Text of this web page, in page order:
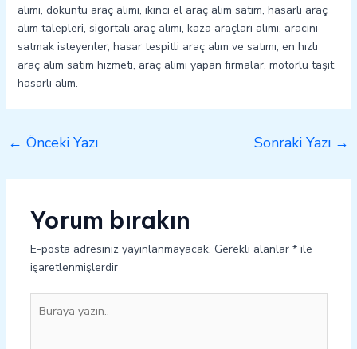
alımı, döküntü araç alımı, ikinci el araç alım satım, hasarlı araç
alım talepleri, sigortalı araç alımı, kaza araçları alımı, aracını
satmak isteyenler, hasar tespitli araç alım ve satımı, en hızlı
araç alım satım hizmeti, araç alımı yapan firmalar, motorlu taşıt
hasarlı alım.
← Önceki Yazı Sonraki Yazı →
Yorum bırakın
E-posta adresiniz yayınlanmayacak. Gerekli alanlar *ile
işaretlenmişlerdir
yazın..